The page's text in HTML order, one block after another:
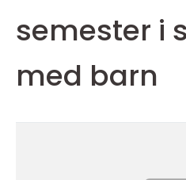
semester i
med barn